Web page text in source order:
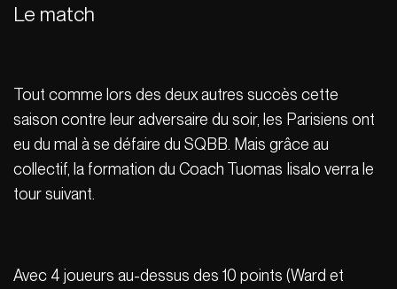
Le match
Tout comme lors des deux autres succès cette
saison contre leur adversaire du soir, les Parisiens ont
eu du mal à se défaire du SQBB. Mais grâce au
collectif, la formation du Coach Tuomas Iisalo verra le
tour suivant.
Avec 4 joueurs au-dessus des 10 points (Ward et